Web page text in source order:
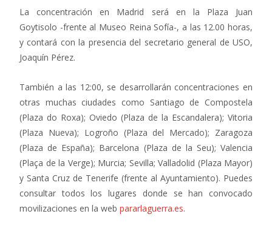
La concentración en Madrid será en la Plaza Juan
Goytisolo -frente al Museo Reina Sofía-, a las 12.00 horas,
y contará con la presencia del secretario general de USO,
Joaquín Pérez.
También a las 12:00, se desarrollarán concentraciones en
otras muchas ciudades como Santiago de Compostela
(Plaza do Roxa); Oviedo (Plaza de la Escandalera); Vitoria
(Plaza Nueva); Logroño (Plaza del Mercado); Zaragoza
(Plaza de España); Barcelona (Plaza de la Seu); Valencia
(Plaça de la Verge); Murcia; Sevilla; Valladolid (Plaza Mayor)
y Santa Cruz de Tenerife (frente al Ayuntamiento). Puedes
consultar todos los lugares donde se han convocado
movilizaciones en la web pararlaguerra.es.